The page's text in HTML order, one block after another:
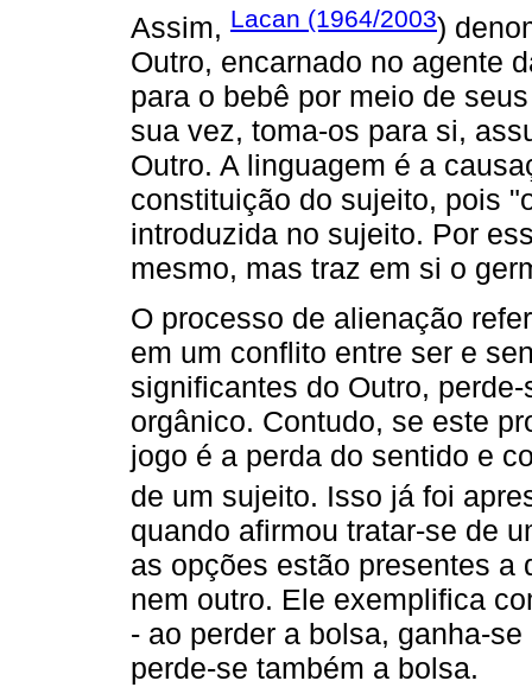
Assim, Lacan (1964/2003)
Outro, encarnado no agente
para o bebê por meio de
sua vez, toma-os para si,
Outro. A linguagem é a
constituição do sujeito, pois
introduzida no sujeito. Por
mesmo, mas traz em si o
O processo de alienação
em um conflito entre ser e
significantes do Outro,
orgânico. Contudo, se este
jogo é a perda do sentido e
de um sujeito. Isso já foi
quando afirmou tratar-se de
as opções estão presentes a
nem outro. Ele exemplifica
- ao perder a bolsa, ganha-
perde-se também a bolsa.